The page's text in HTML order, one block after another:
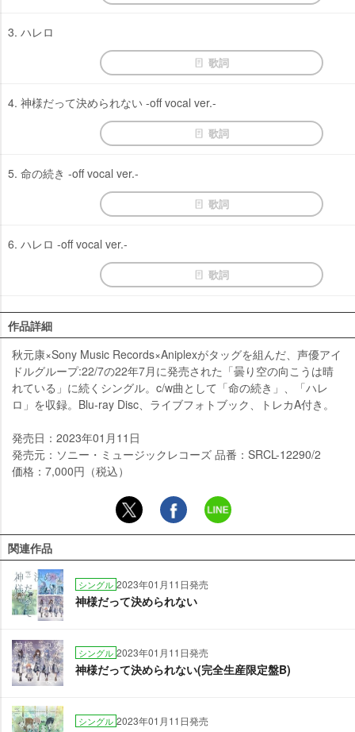
3. ハレロ
歌詞
4. 神様だって決められない -off vocal ver.-
歌詞
5. 命の続き -off vocal ver.-
歌詞
6. ハレロ -off vocal ver.-
歌詞
作品詳細
秋元康×Sony Music Records×Aniplexがタッグを組んだ、声優アイ
ドルグループ:22/7の22年7月に発売された「曇り空の向こうは晴
れている」に続くシングル。c/w曲として「命の続き」、「ハレ
ロ」を収録。Blu-ray Disc、ライブフォトブック、トレカA付き。
発売日：2023年01月11日
発売元：ソニー・ミュージックレコーズ 品番：SRCL-12290/2
価格：7,000円（税込）
関連作品
シングル 2023年01月11日発売
神様だって決められない
シングル 2023年01月11日発売
神様だって決められない(完全生産限定盤B)
シングル 2023年01月11日発売